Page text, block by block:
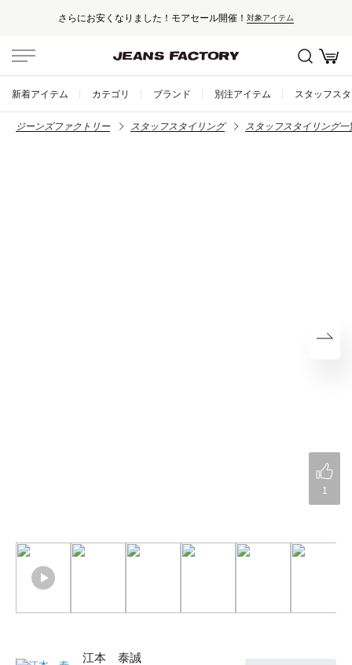
さらにお安くなりました！モアセール開催！ 対象アイテム
新着アイテム カテゴリ ブランド 別注アイテム スタッフス
ジーンズファクトリー スタッフスタイリング スタッフスタイリング一
1
江本 泰誠